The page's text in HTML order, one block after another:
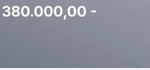
380.000,00 -